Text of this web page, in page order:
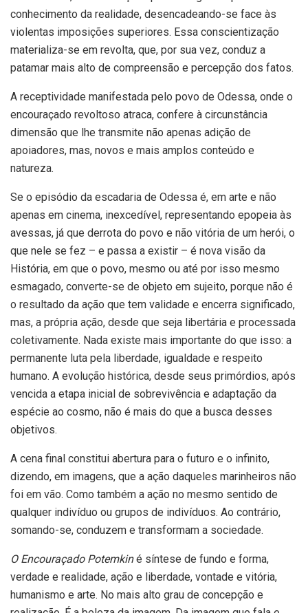
conhecimento da realidade, desencadeando-se face às
violentas imposições superiores. Essa conscientização
materializa-se em revolta, que, por sua vez, conduz a
patamar mais alto de compreensão e percepção dos fatos.
A receptividade manifestada pelo povo de Odessa, onde o
encouraçado revoltoso atraca, confere à circunstância
dimensão que lhe transmite não apenas adição de
apoiadores, mas, novos e mais amplos conteúdo e
natureza.
Se o episódio da escadaria de Odessa é, em arte e não
apenas em cinema, inexcedível, representando epopeia às
avessas, já que derrota do povo e não vitória de um herói, o
que nele se fez – e passa a existir – é nova visão da
História, em que o povo, mesmo ou até por isso mesmo
esmagado, converte-se de objeto em sujeito, porque não é
o resultado da ação que tem validade e encerra significado,
mas, a própria ação, desde que seja libertária e processada
coletivamente. Nada existe mais importante do que isso: a
permanente luta pela liberdade, igualdade e respeito
humano. A evolução histórica, desde seus primórdios, após
vencida a etapa inicial de sobrevivência e adaptação da
espécie ao cosmo, não é mais do que a busca desses
objetivos.
A cena final constitui abertura para o futuro e o infinito,
dizendo, em imagens, que a ação daqueles marinheiros não
foi em vão. Como também a ação no mesmo sentido de
qualquer indivíduo ou grupos de indivíduos. Ao contrário,
somando-se, conduzem e transformam a sociedade.
O Encouraçado Potemkiné síntese de fundo e forma,
verdade e realidade, ação e liberdade, vontade e vitória,
humanismo e arte. No mais alto grau de concepção e